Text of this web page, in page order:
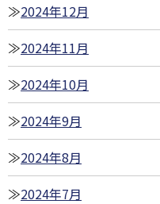
2024年12月
2024年11月
2024年10月
2024年9月
2024年8月
2024年7月